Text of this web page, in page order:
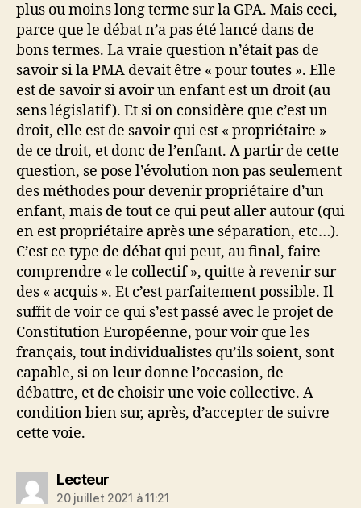
plus ou moins long terme sur la GPA. Mais ceci,
parce que le débat n’a pas été lancé dans de
bons termes. La vraie question n’était pas de
savoir si la PMA devait être « pour toutes ». Elle
est de savoir si avoir un enfant est un droit (au
sens législatif). Et si on considère que c’est un
droit, elle est de savoir qui est « propriétaire »
de ce droit, et donc de l’enfant. A partir de cette
question, se pose l’évolution non pas seulement
des méthodes pour devenir propriétaire d’un
enfant, mais de tout ce qui peut aller autour (qui
en est propriétaire après une séparation, etc…).
C’est ce type de débat qui peut, au final, faire
comprendre « le collectif », quitte à revenir sur
des « acquis ». Et c’est parfaitement possible. Il
suffit de voir ce qui s’est passé avec le projet de
Constitution Européenne, pour voir que les
français, tout individualistes qu’ils soient, sont
capable, si on leur donne l’occasion, de
débattre, et de choisir une voie collective. A
condition bien sur, après, d’accepter de suivre
cette voie.
Lecteurdit :
20 juillet 2021 à 11:21